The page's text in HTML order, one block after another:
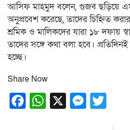
আসিফ মাহমুদ বলেন, গুজব ছড়িয়ে
অনুপ্রবেশ করেছে, তাদের চিহ্নিত
শ্রমিক ও মালিকদের যারা ১৮ দফায়
তাদের সঙ্গে কথা বলা হবে।
হচ্ছে।
Share Now
Facebook
WhatsApp
X